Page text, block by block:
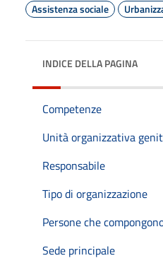
Assistenza sociale
INDICE DELLA PAGINA
Competenze
Unità organizzativa
Responsabile
Tipo di organizzazione
Persone che
Sede principale